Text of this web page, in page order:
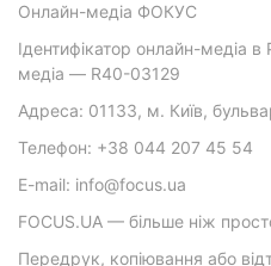
Онлайн-медіа ФОКУС
Ідентифікатор онлайн-медіа в
медіа — R40-03129
Адреса: 01133, м. Київ,
Телефон: +38 044 207 45 54
E-mail: info@focus.ua
FOCUS.UA — більше ніж
Передрук, копіювання або